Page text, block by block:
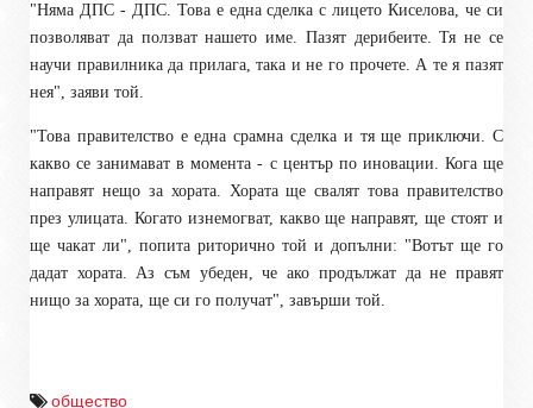
"Няма ДПС - ДПС. Това е една сделка с лицето Киселова, че си
позволяват да ползват нашето име. Пазят дерибеите. Тя не се
научи правилника да прилага, така и не го прочете. А те я пазят
нея", заяви той.
"Това правителство е една срамна сделка и тя ще приключи. С
какво се занимават в момента - с център по иновации. Кога ще
направят нещо за хората. Хората ще свалят това правителство
през улицата. Когато изнемогват, какво ще направят, ще стоят и
ще чакат ли", попита риторично той и допълни: "Вотът ще го
дадат хората. Аз съм убеден, че ако продължат да не правят
нищо за хората, ще си го получат", завърши той.
общество